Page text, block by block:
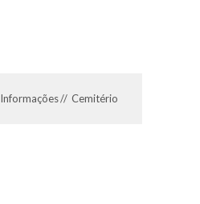
Informações Cemitério